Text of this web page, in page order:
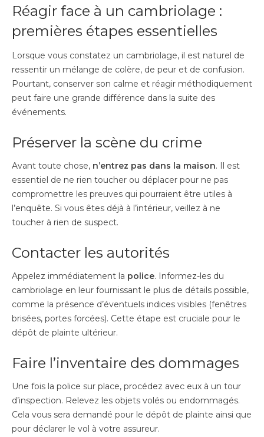
Réagir face à un cambriolage :
premières étapes essentielles
Lorsque vous constatez un cambriolage, il est naturel de
ressentir un mélange de colère, de peur et de confusion.
Pourtant, conserver son calme et réagir méthodiquement
peut faire une grande différence dans la suite des
événements.
Préserver la scène du crime
Avant toute chose, n’entrez pas dans la maison. Il est
essentiel de ne rien toucher ou déplacer pour ne pas
compromettre les preuves qui pourraient être utiles à
l’enquête. Si vous êtes déjà à l’intérieur, veillez à ne
toucher à rien de suspect.
Contacter les autorités
Appelez immédiatement la police. Informez-les du
cambriolage en leur fournissant le plus de détails possible,
comme la présence d’éventuels indices visibles (fenêtres
brisées, portes forcées). Cette étape est cruciale pour le
dépôt de plainte ultérieur.
Faire l’inventaire des dommages
Une fois la police sur place, procédez avec eux à un tour
d’inspection. Relevez les objets volés ou endommagés.
Cela vous sera demandé pour le dépôt de plainte ainsi que
pour déclarer le vol à votre assureur.